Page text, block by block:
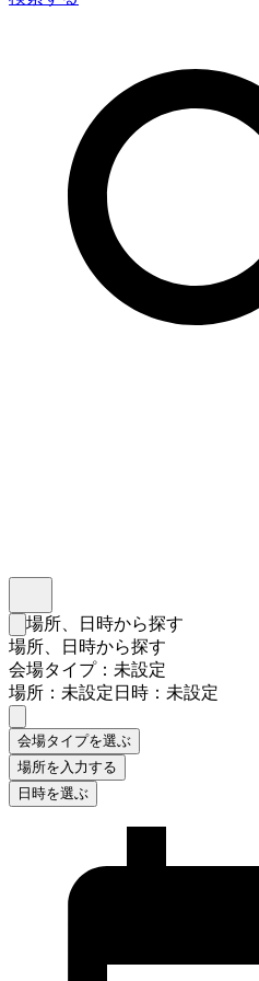
検索フォームを閉じる
場所、日時から探す
場所、日時から探す
会場タイプ：未設定
場所：未設定日時：未設定
会場タイプを選ぶ
場所を入力する
日時を選ぶ